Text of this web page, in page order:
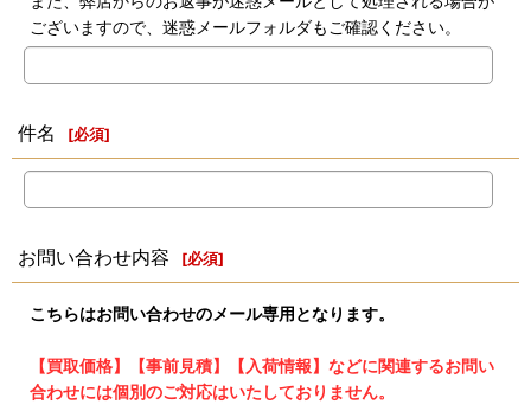
ございますので、迷惑メールフォルダもご確認ください。
件名 [必須]
お問い合わせ内容 [必須]
こちらはお問い合わせのメール専用となります。
【買取価格】【事前見積】【入荷情報】などに関連するお問い
合わせには個別のご対応はいたしておりません。